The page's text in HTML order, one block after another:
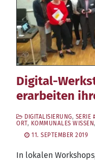
Digital-
erarbeiten
DIGITALISIERUNG, SERIE
ORT, KOMMUNALES WISSEN,
11. SEPTEMBER 2019
In loka­len